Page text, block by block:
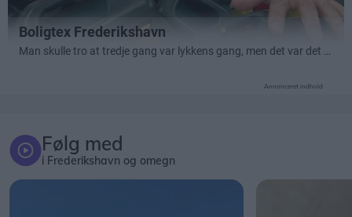
Annonceret indhold
Følg med
i Frederikshavn og omegn